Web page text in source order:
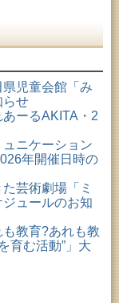
(大館市)
(秋田市)
武と雅～
(秋田市)
(秋田市)
リー」
(秋田市)
示」
(秋田市)
(秋田市)
は図書館へ行こ
学びたい！をお
とゆかりの名
児童会館「み
らせ
ーるAKITA・2
ニケーション
年開催日時の
芸術劇場「ミ
ュールのお知
教育?あれも教
育む活動”」大